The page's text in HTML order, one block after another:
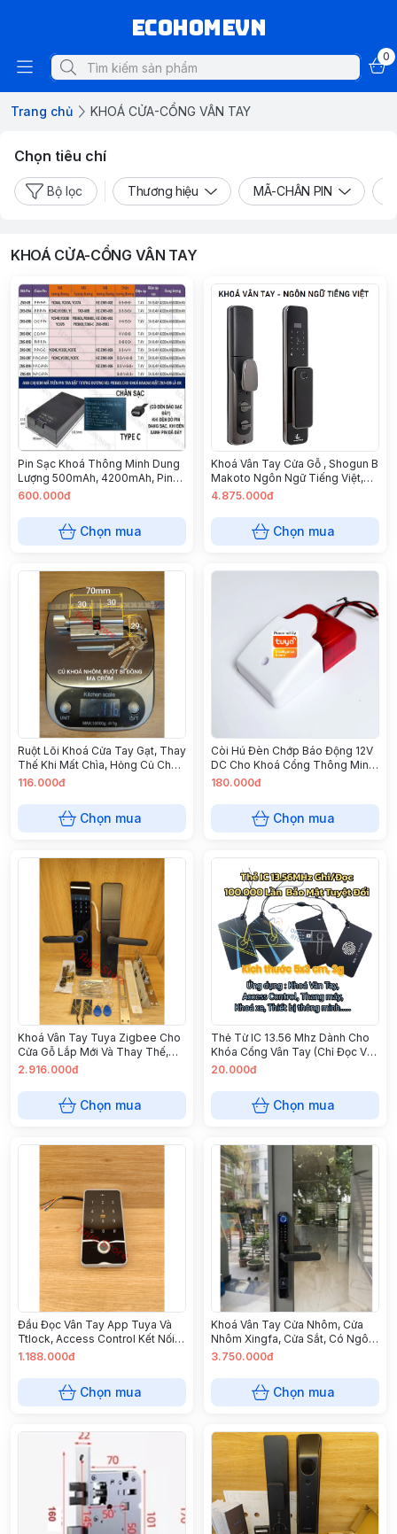
ECOHOMEVN
0
Trang chủ KHOÁ CỬA-CỔNG VÂN TAY
Chọn tiêu chí
Bộ lọc Thương hiệu MÃ-CHÂN PIN
KHOÁ CỬA-CỔNG VÂN TAY
Pin Sạc Khoá Thông Minh Dung
Lượng 500mAh, 4200mAh, Pin
Khoá Vân Tay, Pin Khoá Điện Tử
600.000đ
Chọn mua
Khoá Vân Tay Cửa Gỗ , Shogun B
Makoto Ngôn Ngữ Tiếng Việt,
Lắp Đặt Tận Nơi, Bảo Hành 1
4.875.000đ
Chọn mua
Ruột Lõi Khoá Cửa Tay Gạt, Thay
Thế Khi Mất Chìa, Hỏng Củ Cho
Chủ Nhà Nhiều Chìa Hơn Kích
116.000đ
Chọn mua
Còi Hú Đèn Chớp Báo Động 12V
DC Cho Khoá Cổng Thông Minh
Tuya
180.000đ
Chọn mua
Khoá Vân Tay Tuya Zigbee Cho
Cửa Gỗ Lắp Mới Và Thay Thế,
Hướng Dẫn Lắp Đặt, Lắp Đặt Tận
2.916.000đ
Chọn mua
Thẻ Từ IC 13.56 Mhz Dành Cho
Khóa Cổng Vân Tay (Chỉ Đọc Và
Ghi)
20.000đ
Chọn mua
Đầu Đọc Vân Tay App Tuya Và
Ttlock, Access Control Kết Nối
Bluetooth - Kiểm Soát Ra Vào
1.188.000đ
Chọn mua
Khoá Vân Tay Cửa Nhôm, Cửa
Nhôm Xingfa, Cửa Sắt, Có Ngôn
Ngữ Tiếng Việt, Bảo Hành 1 Năm
3.750.000đ
Chọn mua